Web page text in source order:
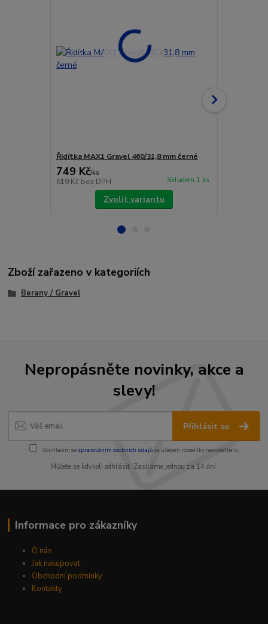
Řidítka MAX1 Gravel 460/31,8 mm černé
749 Kč/ks
619 Kč bez DPH Skladem 1 ks
Zvolit variantu
Zboží zařazeno v kategoriích
Berany / Gravel
Nepropásněte novinky, akce a
slevy!
Přihlásit se
Souhlasím se zpracováním osobních údajůza účelem rozesílky newsletteru.
Můžete se kdykoli odhlásit. Zasíláme jednou za 14 dní.
Informace pro zákazníky
O nás
Jak nakupovat
Obchodní podmínky
Kontakty